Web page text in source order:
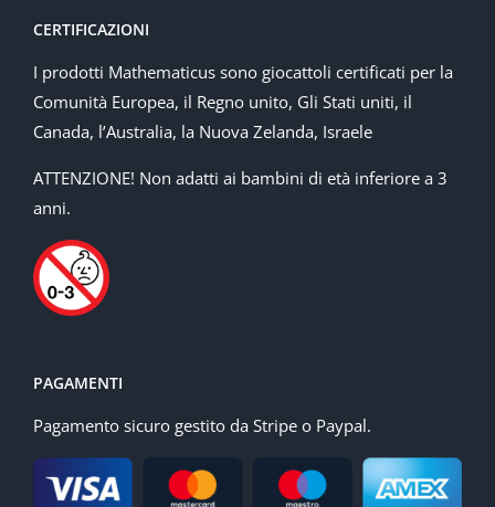
CERTIFICAZIONI
I prodotti Mathematicus sono giocattoli certificati per la
Comunità Europea, il Regno unito, Gli Stati uniti, il
Canada, l’Australia, la Nuova Zelanda, Israele
ATTENZIONE! Non adatti ai bambini di età inferiore a 3
anni.
PAGAMENTI
Pagamento sicuro gestito da Stripe o Paypal.